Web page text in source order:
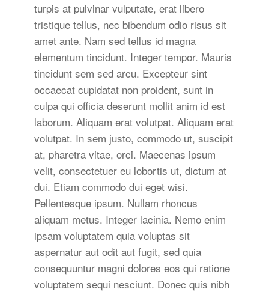
turpis at pulvinar vulputate, erat libero
tristique tellus, nec bibendum odio risus sit
amet ante. Nam sed tellus id magna
elementum tincidunt. Integer tempor. Mauris
tincidunt sem sed arcu. Excepteur sint
occaecat cupidatat non proident, sunt in
culpa qui officia deserunt mollit anim id est
laborum. Aliquam erat volutpat. Aliquam erat
volutpat. In sem justo, commodo ut, suscipit
at, pharetra vitae, orci. Maecenas ipsum
velit, consectetuer eu lobortis ut, dictum at
dui. Etiam commodo dui eget wisi.
Pellentesque ipsum. Nullam rhoncus
aliquam metus. Integer lacinia. Nemo enim
ipsam voluptatem quia voluptas sit
aspernatur aut odit aut fugit, sed quia
consequuntur magni dolores eos qui ratione
voluptatem sequi nesciunt. Donec quis nibh